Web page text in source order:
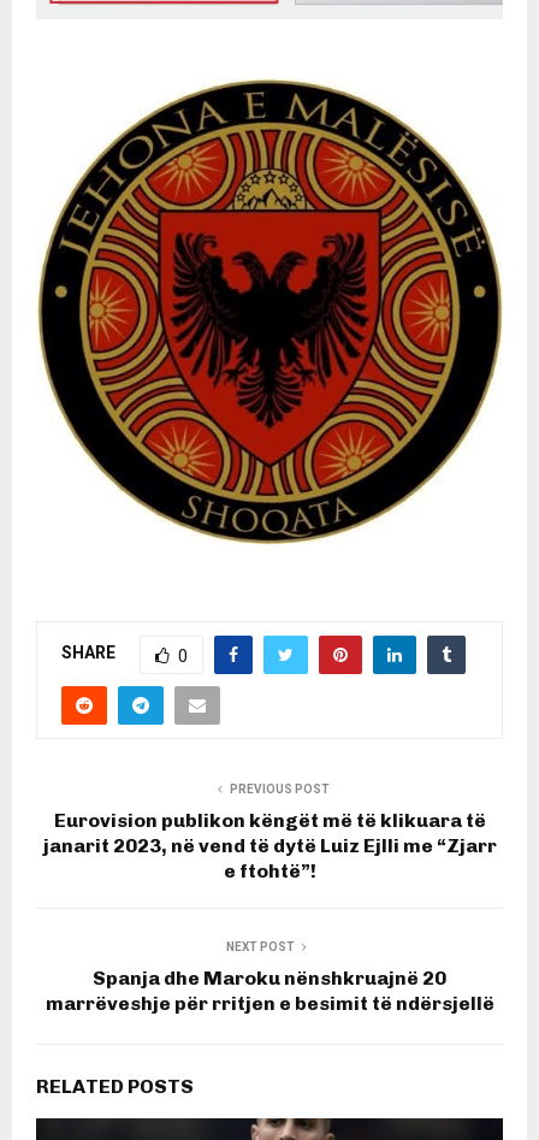
SHARE 0
PREVIOUS POST
Eurovision publikon këngët më të klikuara të
janarit 2023, në vend të dytë Luiz Ejlli me “Zjarr
e ftohtë”!
NEXT POST
Spanja dhe Maroku nënshkruajnë 20
marrëveshje për rritjen e besimit të ndërsjellë
RELATED POSTS